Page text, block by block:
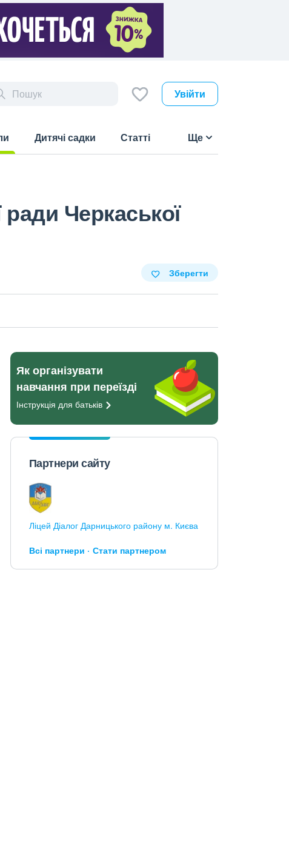
Увійти
Дитячі садки Статті Ще
ради Черкаської
Зберегти
Як організувати
навчання при переїзді
Інструкція для батьків
Партнери сайту
Ліцей Діалог Дарницького району м. Києва
Всі партнери Стати партнером